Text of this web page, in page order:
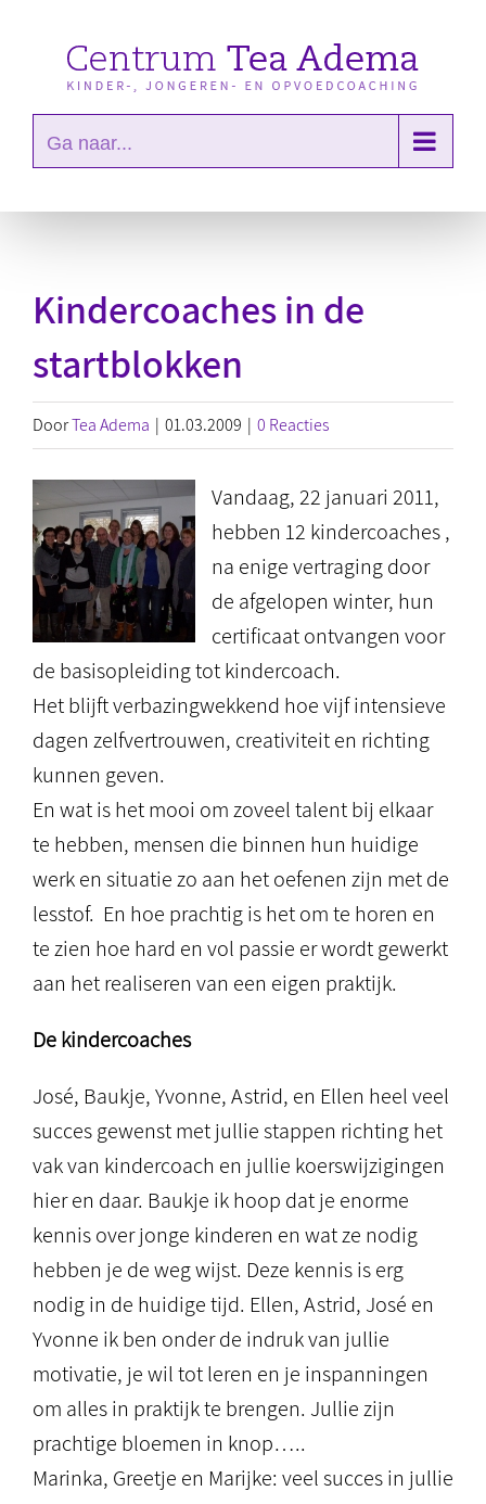
Ga naar...
Kindercoaches in de
startblokken
DoorTea Adema | 01.03.2009 | 0 Reacties
Vandaag, 22 januari 2011,
hebben 12 kindercoaches ,
na enige vertraging door
de afgelopen winter, hun
certificaat ontvangen voor
de basisopleiding tot kindercoach.
Het blijft verbazingwekkend hoe vijf intensieve
dagen zelfvertrouwen, creativiteit en richting
kunnen geven.
En wat is het mooi om zoveel talent bij elkaar
te hebben, mensen die binnen hun huidige
werk en situatie zo aan het oefenen zijn met de
lesstof. En hoe prachtig is het om te horen en
te zien hoe hard en vol passie er wordt gewerkt
aan het realiseren van een eigen praktijk.
Dekindercoaches
José, Baukje, Yvonne, Astrid, en Ellen heel veel
succes gewenst met jullie stappen richting het
vak van kindercoach en jullie koerswijzigingen
hier en daar. Baukje ik hoop dat je enorme
kennis over jonge kinderen en wat ze nodig
hebben je de weg wijst. Deze kennis is erg
nodig in de huidige tijd. Ellen, Astrid, José en
Yvonne ik ben onder de indruk van jullie
motivatie, je wil tot leren en je inspanningen
om alles in praktijk te brengen. Jullie zijn
prachtige bloemen in knop…..
Marinka, Greetje en Marijke: veel succes in jullie